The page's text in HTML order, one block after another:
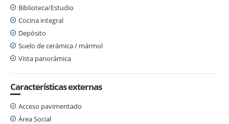
Biblioteca/Estudio
Cocina integral
Depósito
Suelo de cerámica / mármol
Vista panorámica
Características externas
Acceso pavimentado
Área Social